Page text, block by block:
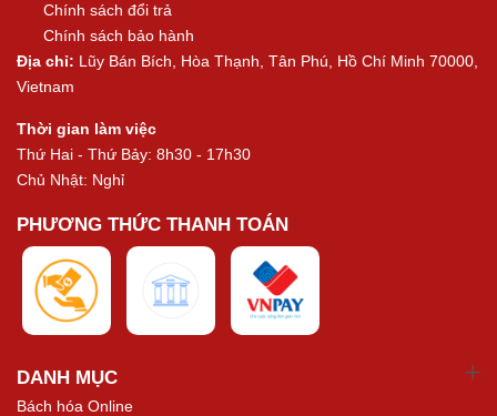
Chính sách đổi trả
Chính sách bảo hành
Địa chỉ: Lũy Bán Bích, Hòa Thạnh, Tân Phú, Hồ Chí Minh 70000,
Vietnam
Thời gian làm việc
Thứ Hai - Thứ Bảy: 8h30 - 17h30
Chủ Nhật: Nghỉ
PHƯƠNG THỨC THANH TOÁN
DANH MỤC
Bách hóa Online